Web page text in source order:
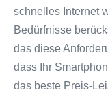
schnelles Internet
Bedürfnisse
das diese
dass Ihr
das beste Preis-